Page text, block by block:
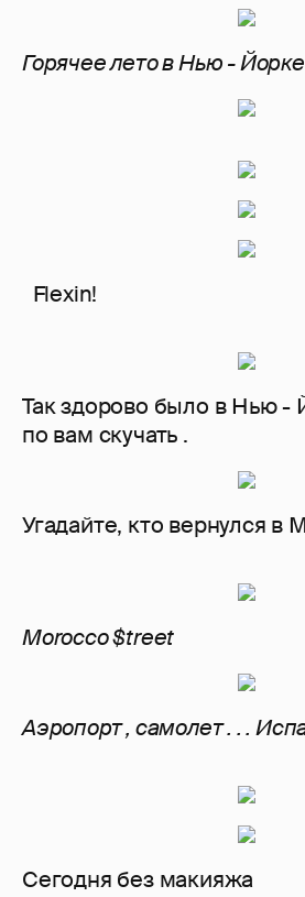
Горячее лето в Нью - Йорке
Flexin!
Так здорово было в Нью -
по вам скучать .
Угадайте, кто вернулся в
Morocco $treet
Аэропорт , самолет . . .
Сегодня без макияжа